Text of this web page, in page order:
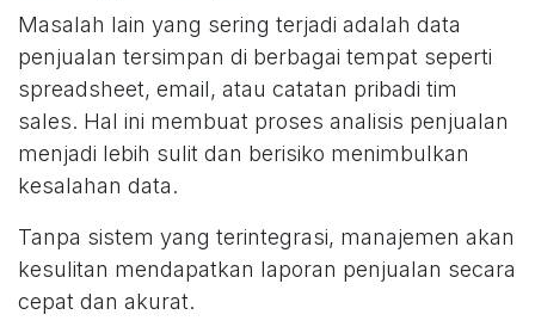
Masalah lain yang sering terjadi adalah data
penjualan tersimpan di berbagai tempat seperti
spreadsheet, email, atau catatan pribadi tim
sales. Hal ini membuat proses analisis penjualan
menjadi lebih sulit dan berisiko menimbulkan
kesalahan data.
Tanpa sistem yang terintegrasi, manajemen akan
kesulitan mendapatkan laporan penjualan secara
cepat dan akurat.